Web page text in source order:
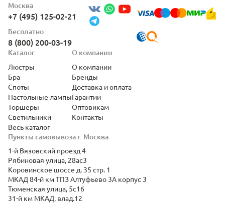
Москва
+7 (495) 125-02-21
Бесплатно
8 (800) 200-03-19
Пункты самовывоза г. Москва
1-й Вязовский проезд 4
Рябиновая улица, 28ас3
Коровинское шоссе д. 35 стр. 1
МКАД 84-й км ТПЗ Алтуфьево 3А корпус 3
Тюменская улица, 5с16
31-й км МКАД, влад.12
Каталог
Люстры
Бра
Споты
Настольные лампы
Торшеры
Светильники
Весь каталог
О компании
О компании
Бренды
Доставка и оплата
Гарантии
Оптовикам
Контакты